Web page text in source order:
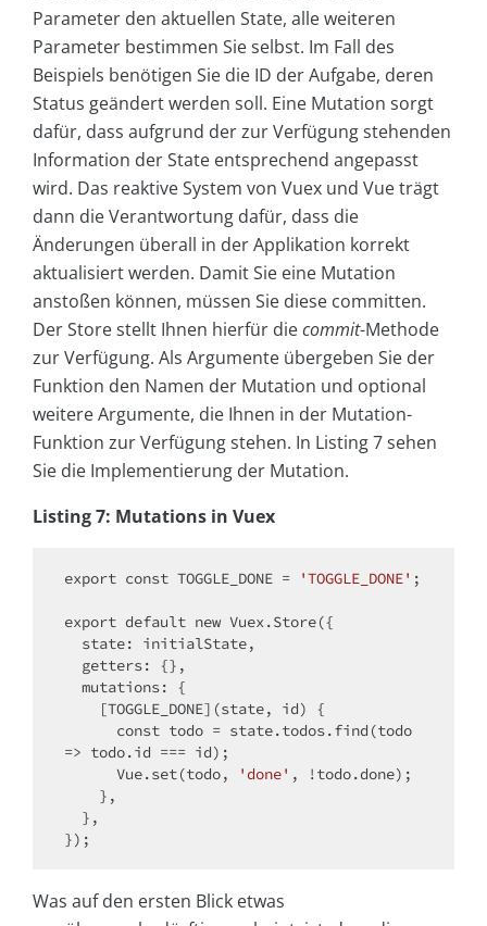
Parameter den aktuellen State, alle weiteren
Parameter bestimmen Sie selbst. Im Fall des
Beispiels benötigen Sie die ID der Aufgabe, deren
Status geändert werden soll. Eine Mutation sorgt
dafür, dass aufgrund der zur Verfügung stehenden
Information der State entsprechend angepasst
wird. Das reaktive System von Vuex und Vue trägt
dann die Verantwortung dafür, dass die
Änderungen überall in der Applikation korrekt
aktualisiert werden. Damit Sie eine Mutation
anstoßen können, müssen Sie diese committen.
Der Store stellt Ihnen hierfür diecommit-Methode
zur Verfügung. Als Argumente übergeben Sie der
Funktion den Namen der Mutation und optional
weitere Argumente, die Ihnen in der Mutation-
Funktion zur Verfügung stehen. In Listing 7 sehen
Sie die Implementierung der Mutation.
Listing 7: Mutations in Vuex
export const TOGGLE_DONE = 'TOGGLE_DONE' ;
export default new Vuex.Store({
state: initialState,
getters: {},
mutations: {
const todo = state.todos.find(todo
=> todo.id === id);
      Vue.set(todo,
'done' , !todo.done);
Was auf den ersten Blick etwas